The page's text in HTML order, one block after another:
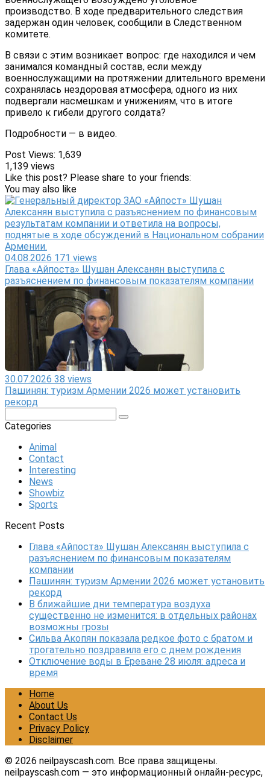
производство. В ходе предварительного следствия
задержан один человек, сообщили в Следственном
комитете.
В связи с этим возникает вопрос: где находился и чем
занимался командный состав, если между
военнослужащими на протяжении длительного времени
сохранялась нездоровая атмосфера, одного из них
подвергали насмешкам и унижениям, что в итоге
привело к гибели другого солдата?
Подробности — в видео.
Post Views: 1,639
1,139 views
Like this post? Please share to your friends:
You may also like
04.08.2026 171 views
Глава «Айпоста» Шушан Алексанян выступила с
разъяснением по финансовым показателям компании
30.07.2026 38 views
Пашинян: туризм Армении 2026 может установить
рекорд
Categories
Animal
Contact
Interesting
News
Showbiz
Sports
Recent Posts
Глава «Айпоста» Шушан Алексанян выступила с
разъяснением по финансовым показателям
компании
Пашинян: туризм Армении 2026 может установить
рекорд
В ближайшие дни температура воздуха
существенно не изменится: в отдельных районах
возможны грозы
Сильва Акопян показала редкое фото с братом и
трогательно поздравила его с днем рождения
Отключение воды в Ереване 28 июля: адреса и
время
Home
About Us
Contact Us
Privacy Policy
Disclaimer
© 2026 neilpayscash.com. Все права защищены.
neilpayscash.com — это информационный онлайн-ресурс,